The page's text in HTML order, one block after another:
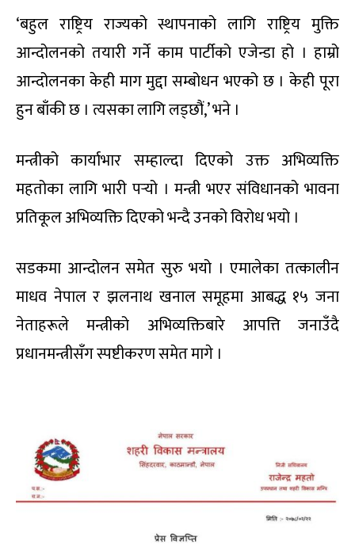
‘बहुल राष्ट्रिय राज्यको स्थापनाको लागि राष्ट्रिय मुक्ति
आन्दोलनको तयारी गर्ने काम पार्टीको एजेन्डा हो । हाम्रो
आन्दोलनका केही माग मुद्दा सम्बोधन भएको छ । केही पूरा
हुन बाँकी छ । त्यसका लागि लड्छौं,’ भने ।
मन्त्रीको कार्याभार सम्हाल्दा दिएको उक्त अभिव्यक्ति
महतोका लागि भारी पर्‍यो । मन्त्री भएर संविधानको भावना
प्रतिकूल अभिव्यक्ति दिएको भन्दै उनको विरोध भयो ।
सडकमा आन्दोलन समेत सुरु भयो । एमालेका तत्कालीन
माधव नेपाल र झलनाथ खनाल समूहमा आबद्ध १५ जना
नेताहरूले मन्त्रीको अभिव्यक्तिबारे आपत्ति जनाउँदै
प्रधानमन्त्रीसँग स्पष्टीकरण समेत मागे ।